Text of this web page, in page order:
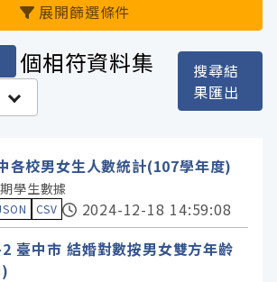
展開篩選條件
會局 (1)
個相符資料集
搜尋結
果匯出
各校男女生人數統計(107學年度)
學生數據
CSV
2024-12-18 14:59:08
臺中市 結婚對數按男女雙方年齡